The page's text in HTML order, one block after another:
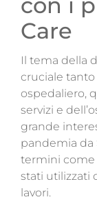
Contatti
Login
Care
Il tema della
cruciale
ospedaliero,
servizi e
grande
pandemia da
termini come
stati utilizzati
lavori.